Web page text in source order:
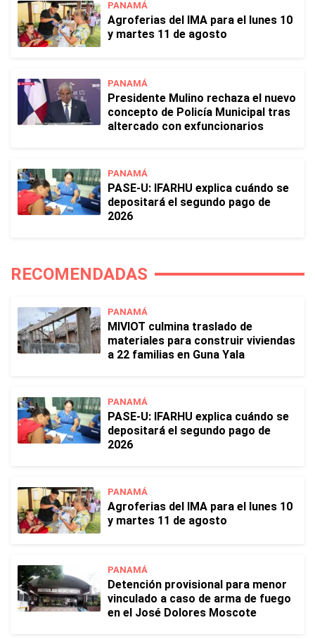
PANAMÁ
Agroferias del IMA para el lunes 10
y martes 11 de agosto
PANAMÁ
Presidente Mulino rechaza el nuevo
concepto de Policía Municipal tras
altercado con exfuncionarios
PANAMÁ
PASE-U: IFARHU explica cuándo se
depositará el segundo pago de
2026
RECOMENDADAS
PANAMÁ
MIVIOT culmina traslado de
materiales para construir viviendas
a 22 familias en Guna Yala
PANAMÁ
PASE-U: IFARHU explica cuándo se
depositará el segundo pago de
2026
PANAMÁ
Agroferias del IMA para el lunes 10
y martes 11 de agosto
PANAMÁ
Detención provisional para menor
vinculado a caso de arma de fuego
en el José Dolores Moscote